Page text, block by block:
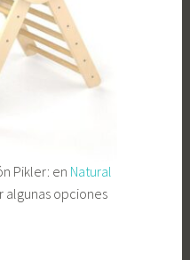
Pikler: en Natural
opciones